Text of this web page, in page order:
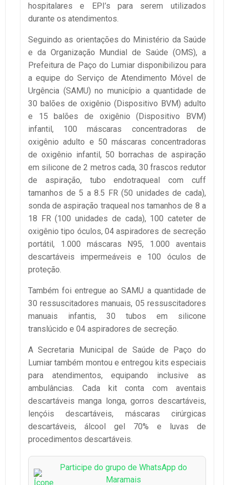
hospitalares e EPI’s para serem utilizados
durante os atendimentos.
Seguindo as orientações do Ministério da Saúde
e da Organização Mundial de Saúde (OMS), a
Prefeitura de Paço do Lumiar disponibilizou para
a equipe do Serviço de Atendimento Móvel de
Urgência (SAMU) no município a quantidade de
30 balões de oxigênio (Dispositivo BVM) adulto
e 15 balões de oxigênio (Dispositivo BVM)
infantil, 100 máscaras concentradoras de
oxigênio adulto e 50 máscaras concentradoras
de oxigênio infantil, 50 borrachas de aspiração
em silicone de 2 metros cada, 30 frascos redutor
de aspiração, tubo endotraqueal com cuff
tamanhos de 5 a 8.5 FR (50 unidades de cada),
sonda de aspiração traqueal nos tamanhos de 8 a
18 FR (100 unidades de cada), 100 cateter de
oxigênio tipo óculos, 04 aspiradores de secreção
portátil, 1.000 máscaras N95, 1.000 aventais
descartáveis impermeáveis e 100 óculos de
proteção.
Também foi entregue ao SAMU a quantidade de
30 ressuscitadores manuais, 05 ressuscitadores
manuais infantis, 30 tubos em silicone
translúcido e 04 aspiradores de secreção.
A Secretaria Municipal de Saúde de Paço do
Lumiar também montou e entregou kits especiais
para atendimentos, equipando inclusive as
ambulâncias. Cada kit conta com aventais
descartáveis manga longa, gorros descartáveis,
lençóis descartáveis, máscaras cirúrgicas
descartáveis, álcool gel 70% e luvas de
procedimentos descartáveis.
Participe do grupo de WhatsApp do
Maramais